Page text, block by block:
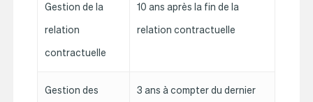
Gestion de la
relation
contractuelle
10 ans après la fin de la
relation contractuelle
Gestion des 3 ans à compter du dernier